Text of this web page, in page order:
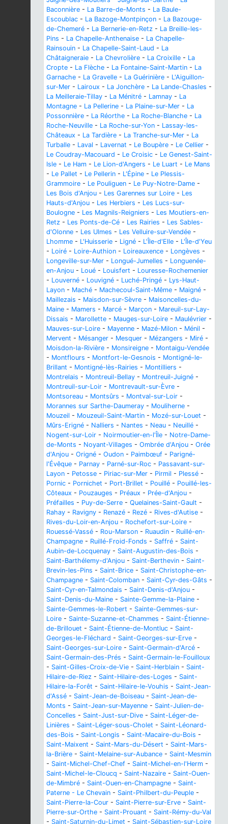
Baconnière - La Barre-de-Monts - La Baule-
Escoublac - La Bazoge-Montpinçon - La Bazouge-
de-Chemeré - La Bernerie-en-Retz - La Breille-les-
Pins - La Chapelle-Anthenaise - La Chapelle-
Rainsouin - La Chapelle-Saint-Laud - La
Châtaigneraie - La Chevrolière - La Croixille - La
Cropte - La Flèche - La Fontaine-Saint-Martin - La
Garnache - La Gravelle - La Guérinière - L'Aiguillon-
sur-Mer - Lairoux - La Jonchère - La Lande-Chasles -
La Meilleraie-Tillay - La Ménitré - Lamnay - La
Montagne - La Pellerine - La Plaine-sur-Mer - La
Possonnière - La Réorthe - La Roche-Blanche - La
Roche-Neuville - La Roche-sur-Yon - Lassay-les-
Châteaux - La Tardière - La Tranche-sur-Mer - La
Turballe - Laval - Lavernat - Le Boupère - Le Cellier -
Le Coudray-Macouard - Le Croisic - Le Genest-Saint-
Isle - Le Ham - Le Lion-d'Angers - Le Luart - Le Mans
- Le Pallet - Le Pellerin - L'Épine - Le Plessis-
Grammoire - Le Pouliguen - Le Puy-Notre-Dame -
Les Bois d'Anjou - Les Garennes sur Loire - Les
Hauts-d'Anjou - Les Herbiers - Les Lucs-sur-
Boulogne - Les Magnils-Reigniers - Les Moutiers-en-
Retz - Les Ponts-de-Cé - Les Rairies - Les Sables-
d'Olonne - Les Ulmes - Les Velluire-sur-Vendée -
Lhomme - L'Huisserie - Ligné - L'Île-d'Elle - L'Île-d'Yeu
- Loiré - Loire-Authion - Loireauxence - Longèves -
Longeville-sur-Mer - Longué-Jumelles - Longuenée-
en-Anjou - Loué - Louisfert - Louresse-Rochemenier
- Louverné - Louvigné - Luché-Pringé - Lys-Haut-
Layon - Maché - Machecoul-Saint-Même - Maigné -
Maillezais - Maisdon-sur-Sèvre - Maisoncelles-du-
Maine - Mamers - Marcé - Marçon - Mareuil-sur-Lay-
Dissais - Marollette - Mauges-sur-Loire - Maulévrier -
Mauves-sur-Loire - Mayenne - Mazé-Milon - Ménil -
Mervent - Mésanger - Mesquer - Mézangers - Miré -
Moisdon-la-Rivière - Monsireigne - Montaigu-Vendée
- Montflours - Montfort-le-Gesnois - Montigné-le-
Brillant - Montigné-lès-Rairies - Montilliers -
Montrelais - Montreuil-Bellay - Montreuil-Juigné -
Montreuil-sur-Loir - Montrevault-sur-Èvre -
Montsoreau - Montsûrs - Montval-sur-Loir -
Morannes sur Sarthe-Daumeray - Mouliherne -
Mouzeil - Mouzeuil-Saint-Martin - Mozé-sur-Louet -
Mûrs-Erigné - Nalliers - Nantes - Neau - Neuillé -
Nogent-sur-Loir - Noirmoutier-en-l'Île - Notre-Dame-
de-Monts - Noyant-Villages - Ombrée d'Anjou - Orée
d'Anjou - Origné - Oudon - Paimbœuf - Parigné-
l'Évêque - Parnay - Parné-sur-Roc - Passavant-sur-
Layon - Petosse - Piriac-sur-Mer - Pirmil - Plessé -
Pornic - Pornichet - Port-Brillet - Pouillé - Pouillé-les-
Côteaux - Pouzauges - Préaux - Prée-d'Anjou -
Préfailles - Puy-de-Serre - Quelaines-Saint-Gault -
Rahay - Ravigny - Renazé - Rezé - Rives-d'Autise -
Rives-du-Loir-en-Anjou - Rochefort-sur-Loire -
Rouessé-Vassé - Rou-Marson - Ruaudin - Ruillé-en-
Champagne - Ruillé-Froid-Fonds - Saffré - Saint-
Aubin-de-Locquenay - Saint-Augustin-des-Bois -
Saint-Barthélemy-d'Anjou - Saint-Berthevin - Saint-
Brevin-les-Pins - Saint-Brice - Saint-Christophe-en-
Champagne - Saint-Colomban - Saint-Cyr-des-Gâts -
Saint-Cyr-en-Talmondais - Saint-Denis-d'Anjou -
Saint-Denis-du-Maine - Sainte-Gemme-la-Plaine -
Sainte-Gemmes-le-Robert - Sainte-Gemmes-sur-
Loire - Sainte-Suzanne-et-Chammes - Saint-Étienne-
de-Brillouet - Saint-Étienne-de-Montluc - Saint-
Georges-le-Fléchard - Saint-Georges-sur-Erve -
Saint-Georges-sur-Loire - Saint-Germain-d'Arcé -
Saint-Germain-des-Prés - Saint-Germain-le-Fouilloux
- Saint-Gilles-Croix-de-Vie - Saint-Herblain - Saint-
Hilaire-de-Riez - Saint-Hilaire-des-Loges - Saint-
Hilaire-la-Forêt - Saint-Hilaire-le-Vouhis - Saint-Jean-
d'Assé - Saint-Jean-de-Boiseau - Saint-Jean-de-
Monts - Saint-Jean-sur-Mayenne - Saint-Julien-de-
Concelles - Saint-Just-sur-Dive - Saint-Léger-de-
Linières - Saint-Léger-sous-Cholet - Saint-Léonard-
des-Bois - Saint-Longis - Saint-Macaire-du-Bois -
Saint-Maixent - Saint-Mars-du-Désert - Saint-Mars-
la-Brière - Saint-Melaine-sur-Aubance - Saint-Mesmin
- Saint-Michel-Chef-Chef - Saint-Michel-en-l'Herm -
Saint-Michel-le-Cloucq - Saint-Nazaire - Saint-Ouen-
de-Mimbré - Saint-Ouen-en-Champagne - Saint-
Paterne - Le Chevain - Saint-Philbert-du-Peuple -
Saint-Pierre-la-Cour - Saint-Pierre-sur-Erve - Saint-
Pierre-sur-Orthe - Saint-Prouant - Saint-Rémy-du-Val
- Saint-Saturnin-du-Limet - Saint-Sébastien-sur-Loire